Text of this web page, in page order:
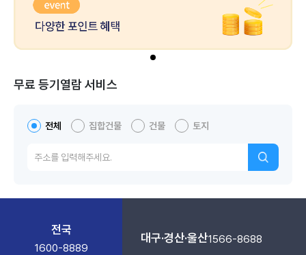
무료 등기열람 서비스
전체 집합건물 건물 토지
전국
1600-8889
대구·경산·울산1566-8688